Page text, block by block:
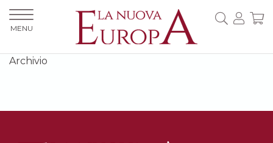
Archivio
MENU